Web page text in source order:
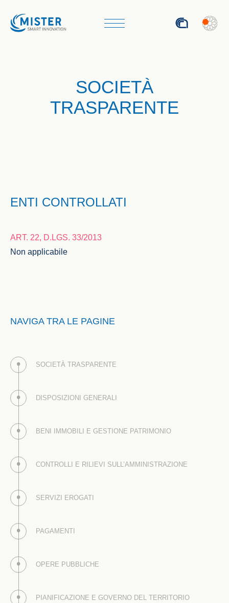
SOCIETÀ
TRASPARENTE
ENTI CONTROLLATI
ART. 22, D.LGS. 33/2013
Non applicabile
NAVIGA TRA LE PAGINE
SOCIETÀ TRASPARENTE
DISPOSIZIONI GENERALI
BENI IMMOBILI E GESTIONE PATRIMONIO
CONTROLLI E RILIEVI SULL’AMMINISTRAZIONE
SERVIZI EROGATI
PAGAMENTI
OPERE PUBBLICHE
PIANIFICAZIONE E GOVERNO DEL TERRITORIO